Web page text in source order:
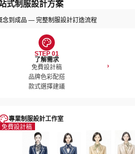
式制服設計方案
念到成品 — 完整制服設計訂造流程
STEP 01
了解需求
免費設計稿
品牌色彩配搭
款式選擇建議
›
專業制服設計工作室
免費設計稿